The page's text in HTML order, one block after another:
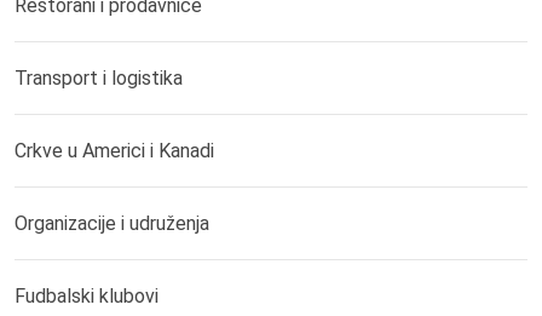
Restorani i prodavnice
Transport i logistika
Crkve u Americi i Kanadi
Organizacije i udruženja
Fudbalski klubovi